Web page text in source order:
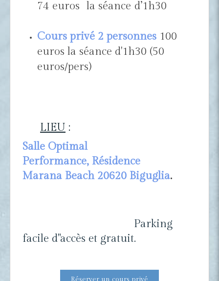
74 euros la séance d’1h30
Cours privé 2 personnes 100
euros la séance d'1h30 (50
euros/pers)
LIEU :
Salle Optimal
Performance, Résidence
Marana Beach 20620 Biguglia.
Parking
facile d"accès et gratuit.